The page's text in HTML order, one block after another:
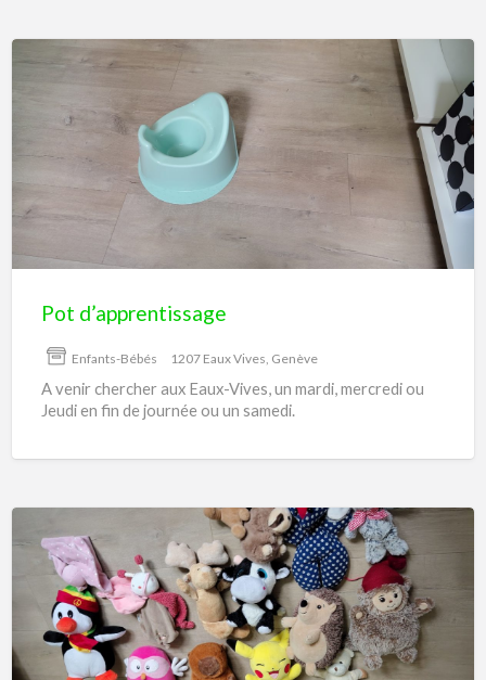
Pot
d’apprentissage
Pot d’apprentissage
Enfants-Bébés 1207 Eaux Vives, Genève
A venir chercher aux Eaux-Vives, un mardi, mercredi ou
Jeudi en fin de journée ou un samedi.
Peluches